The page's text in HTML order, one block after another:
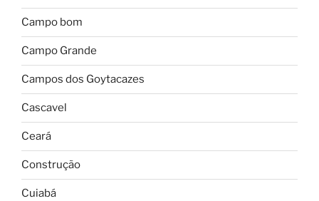
Campo bom
Campo Grande
Campos dos Goytacazes
Cascavel
Ceará
Construção
Cuiabá